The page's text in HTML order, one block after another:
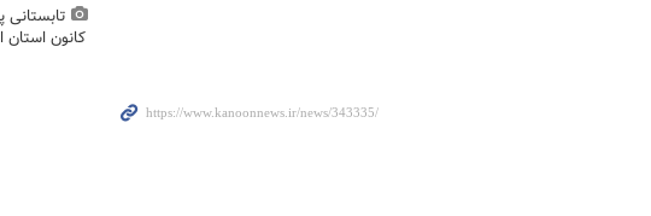
تابستانی
کانون